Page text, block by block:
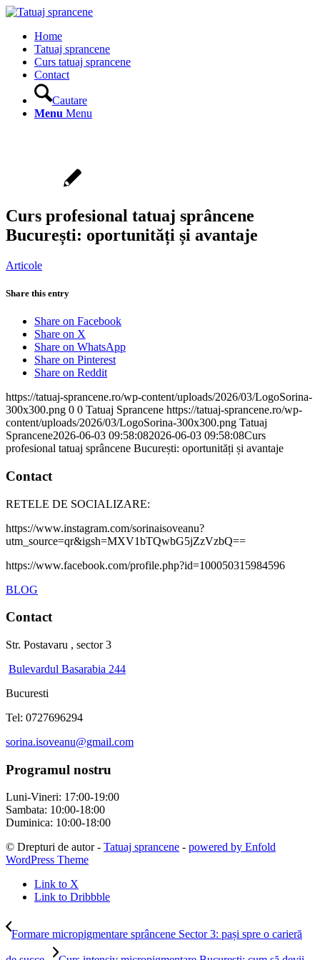
Home
Tatuaj sprancene
Curs tatuaj sprancene
Contact
Cautare
Menu Menu
Curs profesional tatuaj sprâncene
București: oportunități și avantaje
Articole
Share this entry
Share on Facebook
Share on X
Share on WhatsApp
Share on Pinterest
Share on Reddit
https://tatuaj-sprancene.ro/wp-content/uploads/2026/03/LogoSorina-
300x300.png 0 0 Tatuaj Sprancene https://tatuaj-sprancene.ro/wp-
content/uploads/2026/03/LogoSorina-300x300.png Tatuaj
Sprancene2026-06-03 09:58:082026-06-03 09:58:08Curs
profesional tatuaj sprâncene București: oportunități și avantaje
Contact
RETELE DE SOCIALIZARE:
https://www.instagram.com/sorinaisoveanu?
utm_source=qr&igsh=MXV1bTQwbG5jZzVzbQ==
https://www.facebook.com/profile.php?id=100050315984596
BLOG
Contact
Str. Postavaru , sector 3
Bulevardul Basarabia 244
Bucuresti
Tel: 0727696294
sorina.isoveanu@gmail.com
Programul nostru
Luni-Vineri: 17:00-19:00
Sambata: 10:00-18:00
Duminica: 10:00-18:00
© Drepturi de autor - Tatuaj sprancene - powered by Enfold
WordPress Theme
Link to X
Link to Dribbble
Formare micropigmentare sprâncene Sector 3: pași spre o carieră